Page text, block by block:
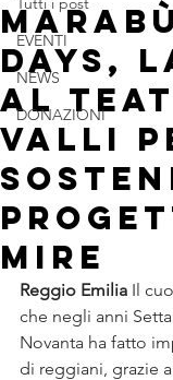
EVENTI
NEWS
DONAZIONI
Days,
al
Valli
Mire
Reggio Emilia Il
che negli anni
Novanta ha fatto
di reggiani, grazie